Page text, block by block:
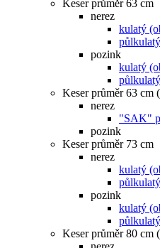
Keser průměr 63 cm
nerez
kulatý
pozink
kulatý
Keser průměr 63 cm
nerez
"SAK"
pozink
Keser průměr 73 cm
nerez
kulatý
pozink
kulatý
Keser průměr 80 cm